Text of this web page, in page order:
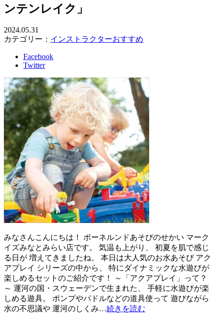
ンテンレイク」
2024.05.31
カテゴリー： インストラクターおすすめ
Facebook
Twitter
みなさんこんにちは！ ボーネルンドあそびのせかい マーク
イズみなとみらい店です。 気温も上がり、 初夏を肌で感じ
る日が 増えてきましたね。 本日は大人気のお水あそび アク
アプレイ シリーズの中から、 特にダイナミックな水遊びが
楽しめるセットのご紹介です！ ～「アクアプレイ」って？
～ 運河の国・スウェーデンで生まれた、 手軽に水遊びが楽
しめる遊具。 ポンプやパドルなどの道具使って 遊びながら
水の不思議や 運河のしくみ…続きを読む